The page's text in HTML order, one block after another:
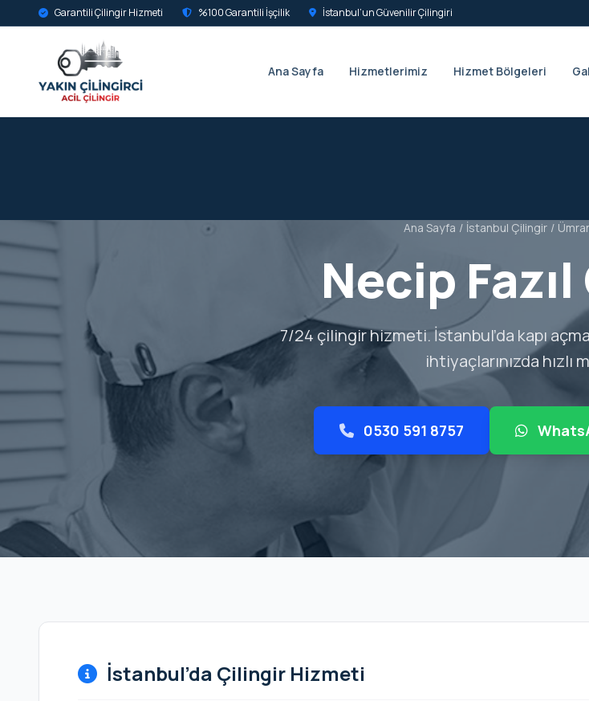
Garantili Çilingir Hizmeti %100 Garantili İşçilik İstanbul’un Güvenilir Çilingiri
Ana Sayfa Hizmetlerimiz Hizmet Bölgeleri
Ana Sayfa / İstanbul Çilingir /
Necip
7/24 çilingir hizmeti. İstanbul’da kapı
ihtiyaçlarınızda hızlı
0530 591 8757
İstanbul’da Çilingir Hizmeti